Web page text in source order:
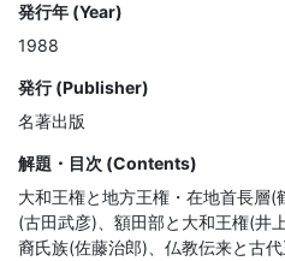
発行年 (Year)
1988
発行 (Publisher)
名著出版
解題・目次 (Contents)
大和王権と地方王権・在地首長層
(古田武彦)、額田部と大和王権(井
裔氏族(佐藤治郎)、仏教伝来と古